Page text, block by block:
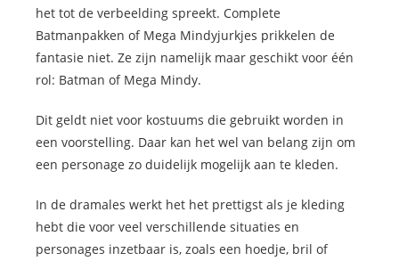
het tot de verbeelding spreekt. Complete
Batmanpakken of Mega Mindyjurkjes prikkelen de
fantasie niet. Ze zijn namelijk maar geschikt voor één
rol: Batman of Mega Mindy.
Dit geldt niet voor kostuums die gebruikt worden in
een voorstelling. Daar kan het wel van belang zijn om
een personage zo duidelijk mogelijk aan te kleden.
In de dramales werkt het het prettigst als je kleding
hebt die voor veel verschillende situaties en
personages inzetbaar is, zoals een hoedje, bril of